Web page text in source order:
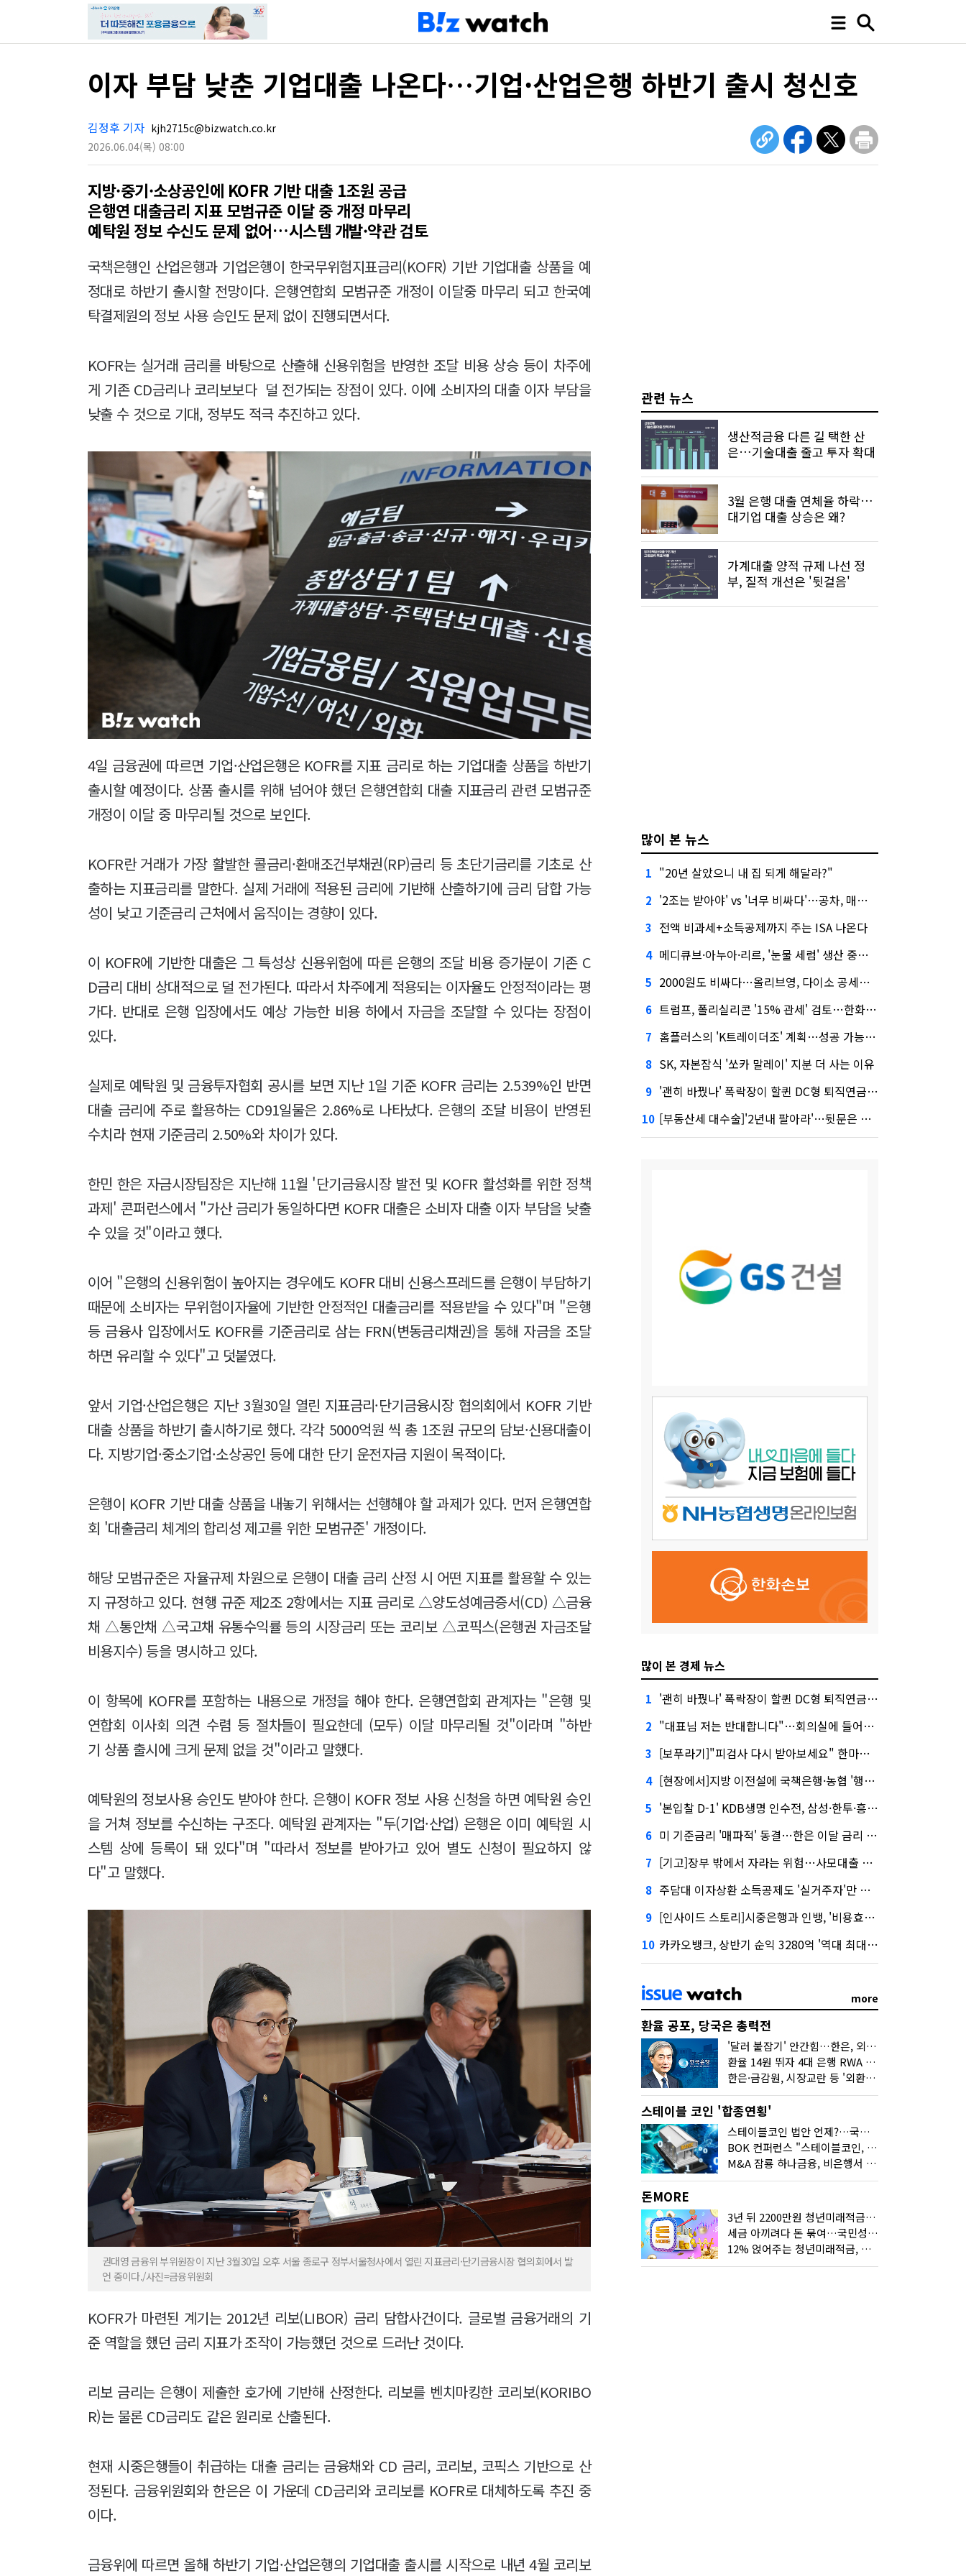
이자 부담 낮춘 기업대출 나온다…기업·산업은행 하반기 출시 청신호
김정후 기자 kjh2715c@bizwatch.co.kr
2026.06.04(목) 08:00
지방·중기·소상공인에 KOFR 기반 대출 1조원 공급
은행연 대출금리 지표 모범규준 이달 중 개정 마무리
예탁원 정보 수신도 문제 없어…시스템 개발·약관 검토
국책은행인 산업은행과 기업은행이 한국무위험지표금리(KOFR) 기반 기업대출 상품을 예
정대로 하반기 출시할 전망이다. 은행연합회 모범규준 개정이 이달중 마무리 되고 한국예
탁결제원의 정보 사용 승인도 문제 없이 진행되면서다.
KOFR는 실거래 금리를 바탕으로 산출해 신용위험을 반영한 조달 비용 상승 등이 차주에
게 기존 CD금리나 코리보보다 덜 전가되는 장점이 있다. 이에 소비자의 대출 이자 부담을
낮출 수 것으로 기대, 정부도 적극 추진하고 있다.
4일 금융권에 따르면 기업·산업은행은 KOFR를 지표 금리로 하는 기업대출 상품을 하반기
출시할 예정이다. 상품 출시를 위해 넘어야 했던 은행연합회 대출 지표금리 관련 모범규준
개정이 이달 중 마무리될 것으로 보인다.
KOFR란 거래가 가장 활발한 콜금리·환매조건부채권(RP)금리 등 초단기금리를 기초로 산
출하는 지표금리를 말한다. 실제 거래에 적용된 금리에 기반해 산출하기에 금리 담합 가능
성이 낮고 기준금리 근처에서 움직이는 경향이 있다.
이 KOFR에 기반한 대출은 그 특성상 신용위험에 따른 은행의 조달 비용 증가분이 기존 C
D금리 대비 상대적으로 덜 전가된다. 따라서 차주에게 적용되는 이자율도 안정적이라는 평
가다. 반대로 은행 입장에서도 예상 가능한 비용 하에서 자금을 조달할 수 있다는 장점이
있다.
실제로 예탁원 및 금융투자협회 공시를 보면 지난 1일 기준 KOFR 금리는 2.539%인 반면
대출 금리에 주로 활용하는 CD91일물은 2.86%로 나타났다. 은행의 조달 비용이 반영된
수치라 현재 기준금리 2.50%와 차이가 있다.
한민 한은 자금시장팀장은 지난해 11월 '단기금융시장 발전 및 KOFR 활성화를 위한 정책
과제' 콘퍼런스에서 "가산 금리가 동일하다면 KOFR 대출은 소비자 대출 이자 부담을 낮출
수 있을 것"이라고 했다.
이어 "은행의 신용위험이 높아지는 경우에도 KOFR 대비 신용스프레드를 은행이 부담하기
때문에 소비자는 무위험이자율에 기반한 안정적인 대출금리를 적용받을 수 있다"며 "은행
등 금융사 입장에서도 KOFR를 기준금리로 삼는 FRN(변동금리채권)을 통해 자금을 조달
하면 유리할 수 있다"고 덧붙였다.
앞서 기업·산업은행은 지난 3월30일 열린 지표금리·단기금융시장 협의회에서 KOFR 기반
대출 상품을 하반기 출시하기로 했다. 각각 5000억원 씩 총 1조원 규모의 담보·신용대출이
다. 지방기업·중소기업·소상공인 등에 대한 단기 운전자금 지원이 목적이다.
은행이 KOFR 기반 대출 상품을 내놓기 위해서는 선행해야 할 과제가 있다. 먼저 은행연합
회 '대출금리 체계의 합리성 제고를 위한 모범규준' 개정이다.
해당 모범규준은 자율규제 차원으로 은행이 대출 금리 산정 시 어떤 지표를 활용할 수 있는
지 규정하고 있다. 현행 규준 제2조 2항에서는 지표 금리로 △양도성예금증서(CD) △금융
채 △통안채 △국고채 유통수익률 등의 시장금리 또는 코리보 △코픽스(은행권 자금조달
비용지수) 등을 명시하고 있다.
이 항목에 KOFR를 포함하는 내용으로 개정을 해야 한다. 은행연합회 관계자는 "은행 및
연합회 이사회 의견 수렴 등 절차들이 필요한데 (모두) 이달 마무리될 것"이라며 "하반
기 상품 출시에 크게 문제 없을 것"이라고 말했다.
예탁원의 정보사용 승인도 받아야 한다. 은행이 KOFR 정보 사용 신청을 하면 예탁원 승인
을 거쳐 정보를 수신하는 구조다. 예탁원 관계자는 "두(기업·산업) 은행은 이미 예탁원 시
스템 상에 등록이 돼 있다"며 "따라서 정보를 받아가고 있어 별도 신청이 필요하지 않
다"고 말했다.
권대영 금융위 부위원장이 지난 3월30일 오후 서울 종로구 정부서울청사에서 열린 지표금리·단기금융시장 협의회에서 발
언 중이다./사진=금융위원회
KOFR가 마련된 계기는 2012년 리보(LIBOR) 금리 담합사건이다. 글로벌 금융거래의 기
준 역할을 했던 금리 지표가 조작이 가능했던 것으로 드러난 것이다.
리보 금리는 은행이 제출한 호가에 기반해 산정한다. 리보를 벤치마킹한 코리보(KORIBO
R)는 물론 CD금리도 같은 원리로 산출된다.
현재 시중은행들이 취급하는 대출 금리는 금융채와 CD 금리, 코리보, 코픽스 기반으로 산
정된다. 금융위원회와 한은은 이 가운데 CD금리와 코리보를 KOFR로 대체하도록 추진 중
이다.
금융위에 따르면 올해 하반기 기업·산업은행의 기업대출 출시를 시작으로 내년 4월 코리보
관련 뉴스
생산적금융 다른 길 택한 산
은…기술대출 줄고 투자 확대
3월 은행 대출 연체율 하락…
대기업 대출 상승은 왜?
가계대출 양적 규제 나선 정
부, 질적 개선은 '뒷걸음'
많이 본 뉴스
1 "20년 살았으니 내 집 되게 해달라?"
2 '2조는 받아야' vs '너무 비싸다'…공차, 매각 성공할까
3 전액 비과세+소득공제까지 주는 ISA 나온다
4 메디큐브·아누아·리르, '눈물 세럼' 생산 중단한다
5 2000원도 비싸다…올리브영, 다이소 공세에 '가성비'로 맞불
6 트럼프, 폴리실리콘 '15% 관세' 검토…한화큐셀·OCI 영향은?
7 홈플러스의 'K트레이더조' 계획…성공 가능성은 '글쎄'
8 SK, 자본잠식 '쏘카 말레이' 지분 더 사는 이유
9 '괜히 바꿨나' 폭락장이 할퀸 DC형 퇴직연금…전문가 조언은
10 [부동산세 대수술]'2년내 팔아라'…뒷문은 열었다
많이 본 경제 뉴스
1 '괜히 바꿨나' 폭락장이 할퀸 DC형 퇴직연금…전문가 조언은
2 "대표님 저는 반대합니다"…회의실에 들어온 신한금융 AI
3 [보푸라기]"피검사 다시 받아보세요" 한마디에 보험금 못 받을 뻔?
4 [현장에서]지방 이전설에 국책은행·농협 '행동파'…금감원 '신중모드'
5 '본입찰 D-1' KDB생명 인수전, 삼성·한투·흥국 셈법은?
6 미 기준금리 '매파적' 동결…한은 이달 금리 향방은?
7 [기고]장부 밖에서 자라는 위험…사모대출 시장과 AI
8 주담대 이자상환 소득공제도 '실거주자'만 가능
9 [인사이드 스토리]시중은행과 인뱅, '비용효율성' 다른 잣대 왜?
10 카카오뱅크, 상반기 순익 3280억 '역대 최대'…"캐피탈, 자산 1조원 이상"
more
환율 공포, 당국은 총력전
'달러 붙잡기' 안간힘…한은, 외화 초과지준에 이자 6개월 더
환율 14원 뛰자 4대 은행 RWA 6조 '눈덩이'…2배 뛴 2분기는?
한은·금감원, 시장교란 등 '외환공동검사'…환율 급등 전방위 대응
스테이블 코인 '합종연횡'
스테이블코인 법안 언제?…국회에 쏠린 시선
BOK 컨퍼런스 "스테이블코인, 결제 넘어 보험 대출 등 금융 연결 도구"
M&A 잠룡 하나금융, 비은행서 '두나무'로 눈돌린 이유는
돈MORE
3년 뒤 2200만원 청년미래적금, 최고 금리 받으려면?
세금 아끼려다 돈 묶여…국민성장펀드 누가 가입하면 좋을까
12% 얹어주는 청년미래적금, 갈아타기 거절 될수 있어요